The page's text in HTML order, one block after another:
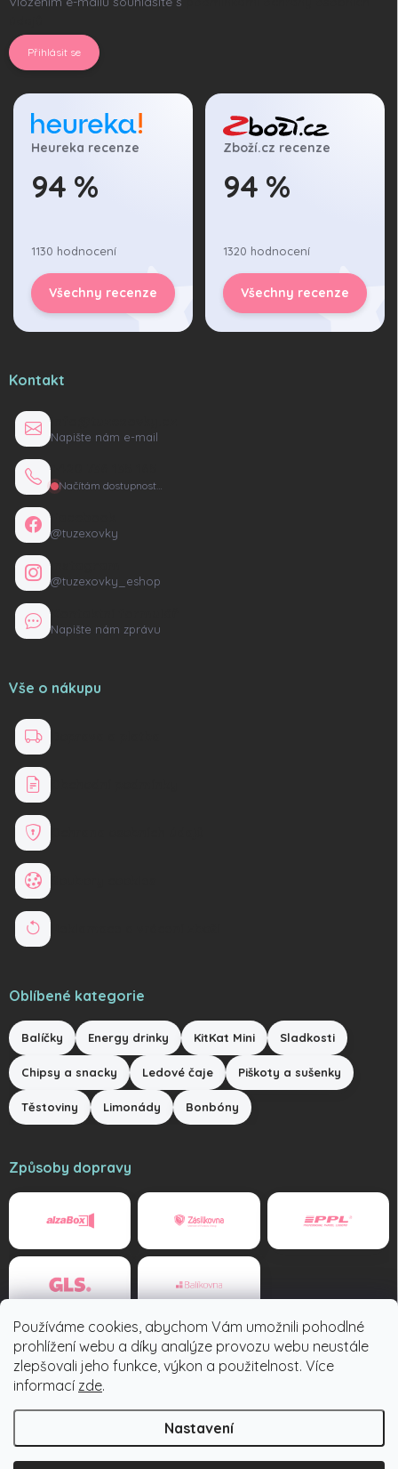
Používáme cookies, abychom Vám umožnili pohodlné
prohlížení webu a díky analýze provozu webu neustále
zlepšovali jeho funkce, výkon a použitelnost. Více
informací zde.
Nastavení
Přihlásit se
Heureka recenze
94 %
1130 hodnocení
Všechny recenze
Zboží.cz recenze
94 %
1320 hodnocení
Všechny recenze
Kontakt
Napište nám e-mail
Načítám dostupnost…
@tuzexovky
@tuzexovky_eshop
Napište nám zprávu
Vše o nákupu
Oblíbené kategorie
Balíčky Energy drinky KitKat Mini Sladkosti
Chipsy a snacky Ledové čaje Piškoty a sušenky
Těstoviny Limonády Bonbóny
Způsoby dopravy
Způsoby platby